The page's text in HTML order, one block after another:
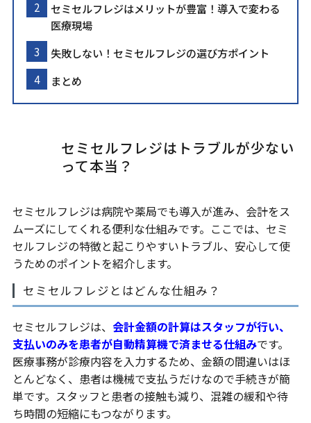
セミセルフレジはメリットが豊富！導入で変わる
医療現場
失敗しない！セミセルフレジの選び方ポイント
まとめ
セミセルフレジはトラブルが少ない
って本当？
セミセルフレジは病院や薬局でも導入が進み、会計をス
ムーズにしてくれる便利な仕組みです。ここでは、セミ
セルフレジの特徴と起こりやすいトラブル、安心して使
うためのポイントを紹介します。
セミセルフレジとはどんな仕組み？
セミセルフレジは、 会計金額の計算はスタッフが行い、
支払いのみを患者が自動精算機で済ませる仕組みです。
医療事務が診療内容を入力するため、金額の間違いはほ
とんどなく、患者は機械で支払うだけなので手続きが簡
単です。スタッフと患者の接触も減り、混雑の緩和や待
ち時間の短縮にもつながります。